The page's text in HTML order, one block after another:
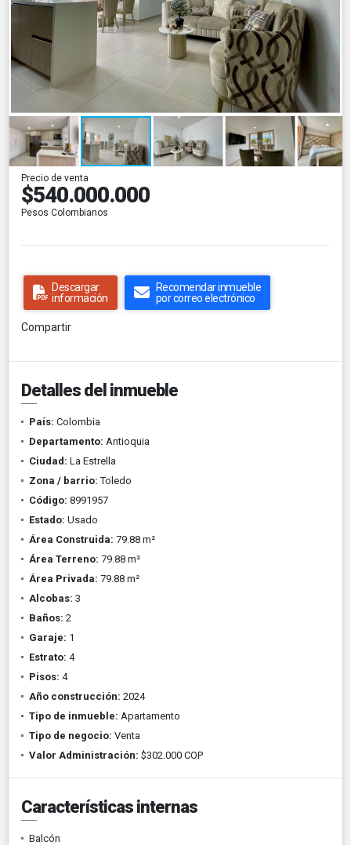
Precio de venta
$540.000.000
Pesos Colombianos
Descargar
información
Recomendar inmueble
por correo electrónico
Compartir
Detalles del inmueble
País: Colombia
Departamento: Antioquia
Ciudad: La Estrella
Zona / barrio: Toledo
Código: 8991957
Estado: Usado
Área Construida: 79.88 m²
Área Terreno: 79.88 m²
Área Privada: 79.88 m²
Alcobas: 3
Baños: 2
Garaje: 1
Estrato: 4
Pisos: 4
Año construcción: 2024
Tipo de inmueble: Apartamento
Tipo de negocio: Venta
Valor Administración: $302.000 COP
Características internas
Balcón